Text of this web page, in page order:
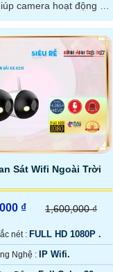
camera hoạt động và
Sát Wifi Ngoài Trời
₫ 1,600,000 ₫
nét : FULL HD 1080P .
®️ Trang Bị Công Nghệ : IP Wifi.